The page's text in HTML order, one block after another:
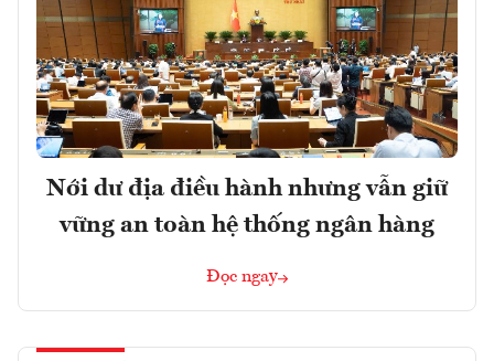
Nới dư địa điều hành nhưng vẫn giữ
vững an toàn hệ thống ngân hàng
Đọc ngay